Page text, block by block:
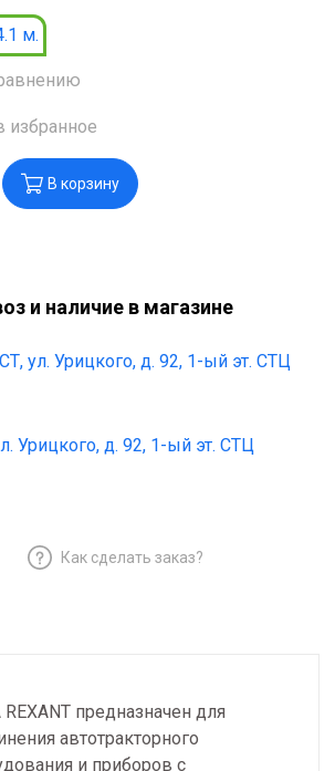
м.
избранное
В корзину
и наличие в магазине
ул. Урицкого, д. 92, 1-ый эт. СТЦ
Урицкого, д. 92, 1-ый эт. СТЦ
Как сделать заказ?
предназначен для
автотракторного
и приборов с